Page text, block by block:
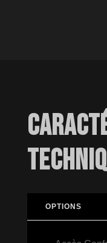
OPTIONS